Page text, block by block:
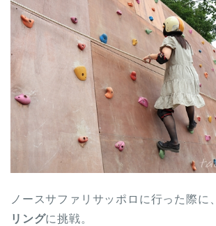
ノースサファリサッポロに行った際に、
リングに挑戦。